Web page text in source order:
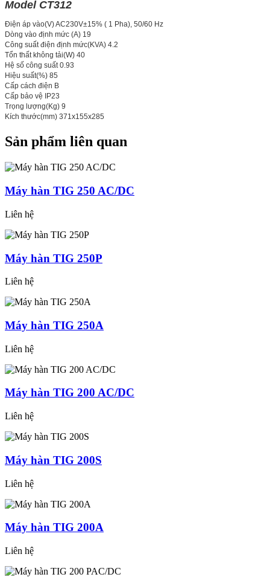
Model CT312
Điện áp vào(V) AC230V±15% ( 1 Pha), 50/60 Hz
Dòng vào định mức (A) 19
Công suất điện định mức(KVA) 4.2
Tổn thất không tải(W) 40
Hệ số công suất 0.93
Hiệu suất(%) 85
Cấp cách điện B
Cấp bảo vệ IP23
Trọng lượng(Kg) 9
Kích thước(mm) 371x155x285
Sản phẩm liên quan
Máy hàn TIG 250 AC/DC
Liên hệ
Máy hàn TIG 250P
Liên hệ
Máy hàn TIG 250A
Liên hệ
Máy hàn TIG 200 AC/DC
Liên hệ
Máy hàn TIG 200S
Liên hệ
Máy hàn TIG 200A
Liên hệ